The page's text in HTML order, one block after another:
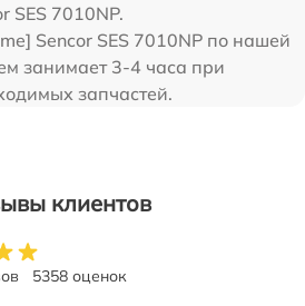
SES 7010NP.
Sencor SES 7010NP по нашей
занимает 3-4 часа при
запчастей.
клиентов
5358 оценок